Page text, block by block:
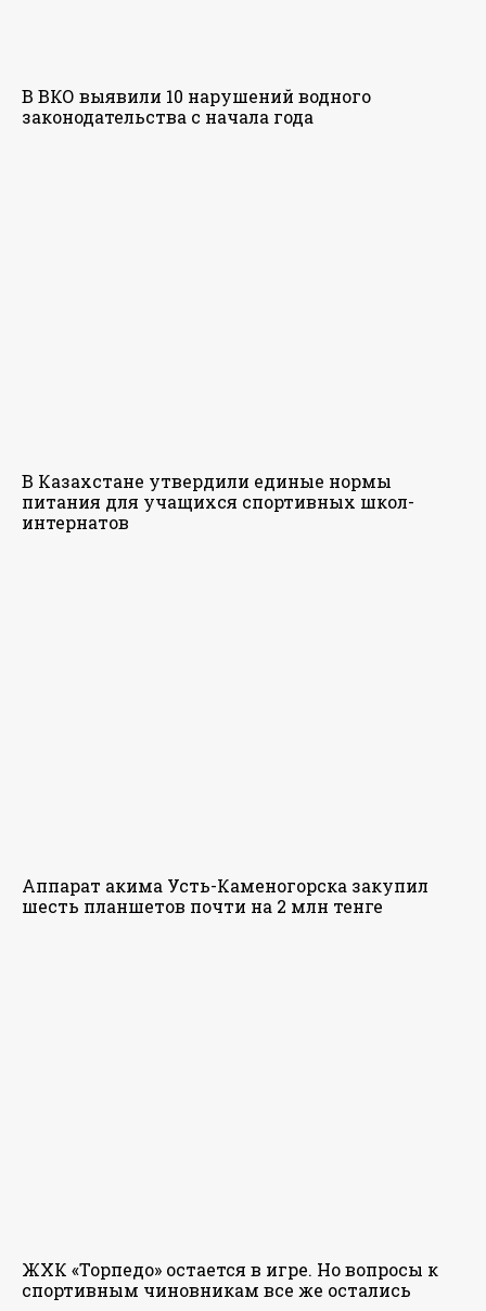
В ВКО выявили 10 нарушений водного
законодательства с начала года
В Казахстане утвердили единые нормы
питания для учащихся спортивных школ-
интернатов
Аппарат акима Усть-Каменогорска закупил
шесть планшетов почти на 2 млн тенге
ЖХК «Торпедо» остается в игре. Но вопросы к
спортивным чиновникам все же остались